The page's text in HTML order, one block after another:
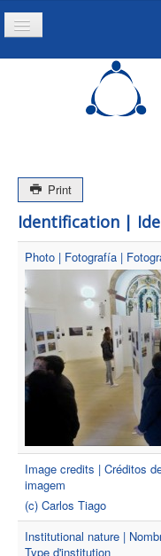
Toggle
Navigation
Print
Identification |
Photo | Fotografía |
Image credits | Créditos
imagem
(c) Carlos Tiago
Institutional nature |
Type d'institution